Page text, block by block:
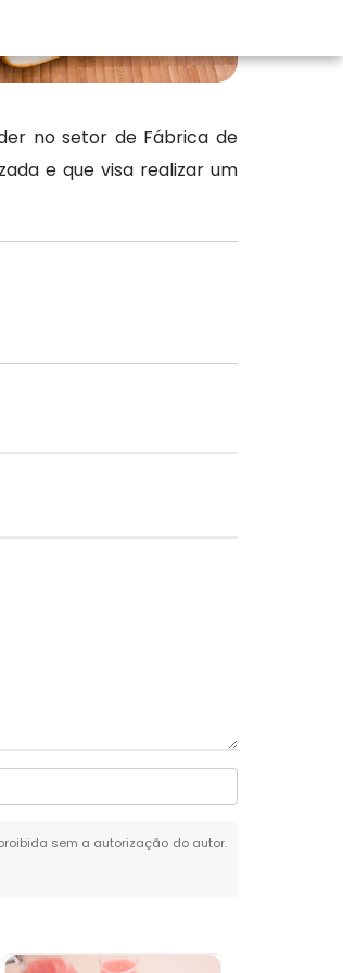
no setor de Fábrica de
e que visa realizar um
sem a autorização do autor.